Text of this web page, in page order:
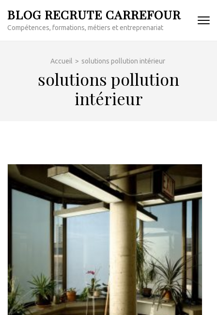
au
contenu
BLOG RECRUTE CARREFOUR
Compétences, formations, métiers et entreprenariat
Accueil > solutions pollution intérieur
solutions pollution
intérieur